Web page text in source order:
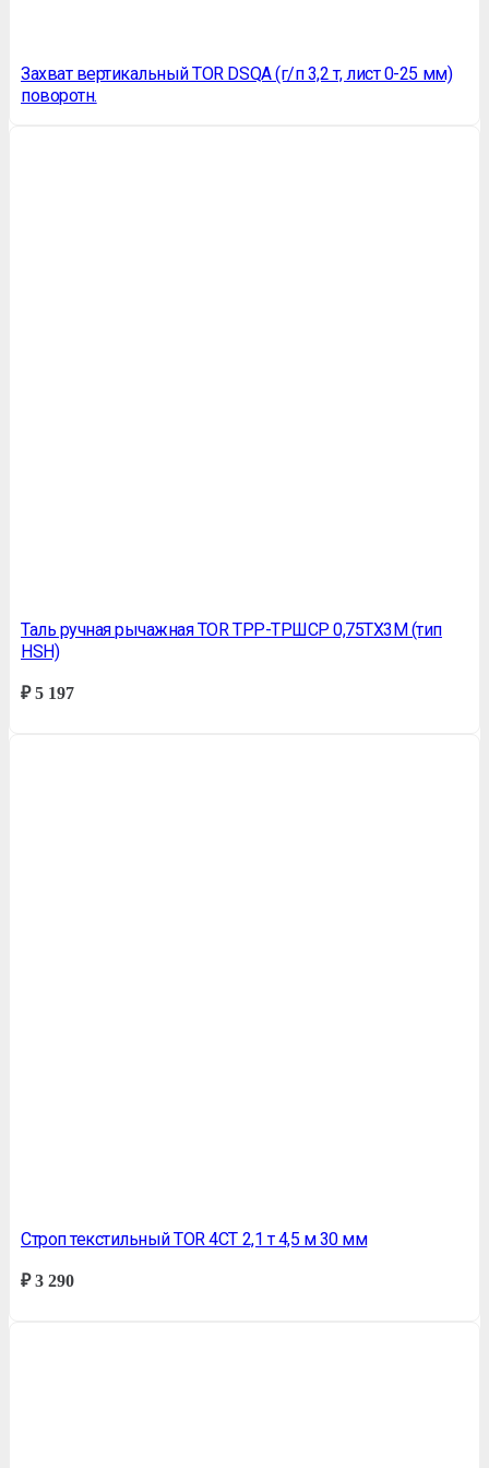
Захват вертикальный TOR DSQA (г/п 3,2 т, лист 0-25 мм)
поворотн.
Таль ручная рычажная TOR ТРР-ТРШСР 0,75ТХ3М (тип
HSH)
₽5 197
Строп текстильный TOR 4СТ 2,1 т 4,5 м 30 мм
₽3 290